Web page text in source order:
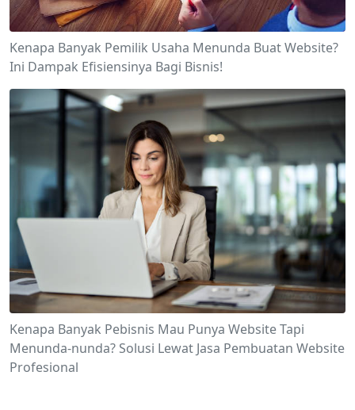
Kenapa Banyak Pemilik Usaha Menunda Buat Website?
Ini Dampak Efisiensinya Bagi Bisnis!
Kenapa Banyak Pebisnis Mau Punya Website Tapi
Menunda-nunda? Solusi Lewat Jasa Pembuatan Website
Profesional